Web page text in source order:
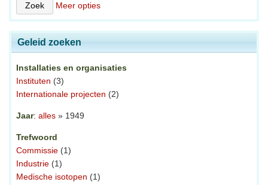
Meer opties
Geleid zoeken
Installaties en organisaties
Instituten (3)
Internationale projecten (2)
Jaar: alles » 1949
Trefwoord
Commissie (1)
Industrie (1)
Medische isotopen (1)